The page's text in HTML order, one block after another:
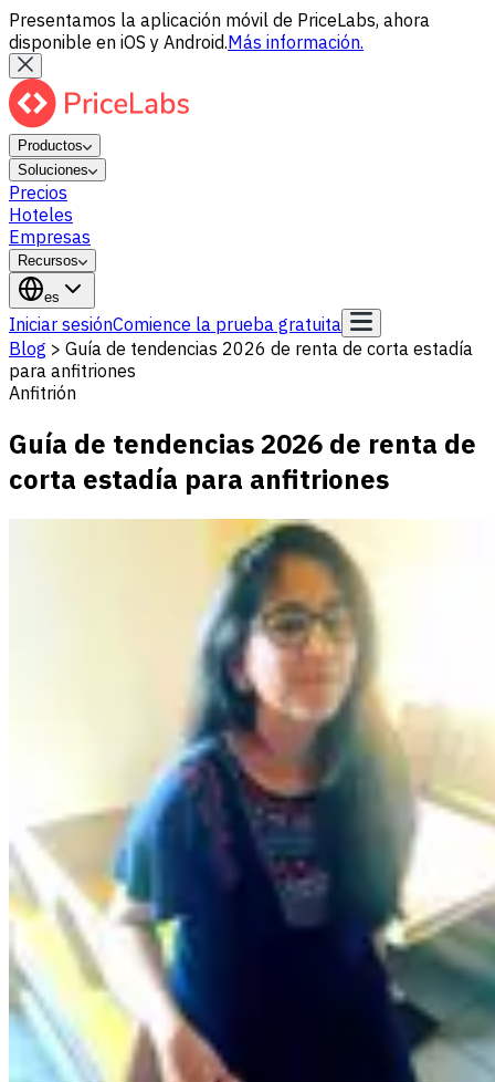
Presentamos la aplicación móvil de PriceLabs, ahora
disponible en iOS y Android.Más información.
Productos
Soluciones
Precios
Hoteles
Empresas
Recursos
es
Iniciar sesiónComience la prueba gratuita
Blog > Guía de tendencias 2026 de renta de corta estadía
para anfitriones
Anfitrión
Guía de tendencias 2026 de renta de
corta estadía para anfitriones